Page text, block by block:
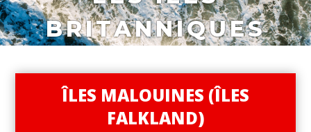
BRITANNIQUES
ÎLES MALOUINES (ÎLES
FALKLAND)